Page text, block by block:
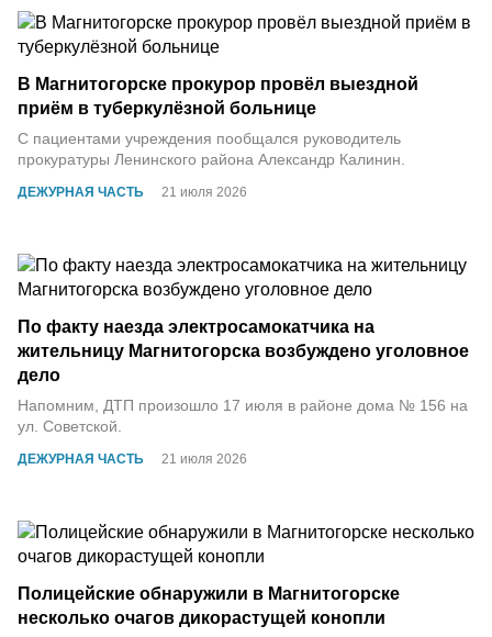
ДЕЖУРНАЯ ЧАСТЬ 21 июля 2026
В Магнитогорске прокурор провёл выездной
приём в туберкулёзной больнице
С пациентами учреждения пообщался руководитель
прокуратуры Ленинского района Александр Калинин.
ДЕЖУРНАЯ ЧАСТЬ 21 июля 2026
По факту наезда электросамокатчика на
жительницу Магнитогорска возбуждено уголовное
дело
Напомним, ДТП произошло 17 июля в районе дома № 156 на
ул. Советской.
Полицейские обнаружили в Магнитогорске
несколько очагов дикорастущей конопли